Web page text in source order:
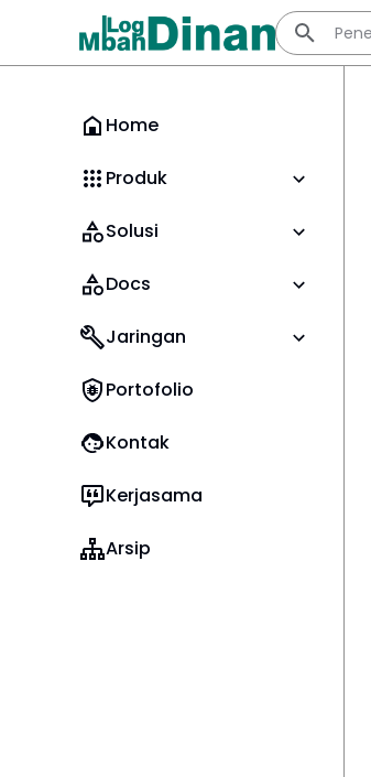
Home
Produk
Solusi
Docs
Jaringan
Portofolio
Kontak
Kerjasama
Arsip